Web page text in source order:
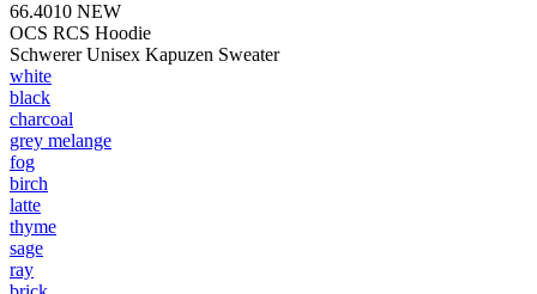
66.4010 NEW
OCS RCS Hoodie
Schwerer Unisex Kapuzen Sweater
white
black
charcoal
grey melange
fog
birch
latte
thyme
sage
ray